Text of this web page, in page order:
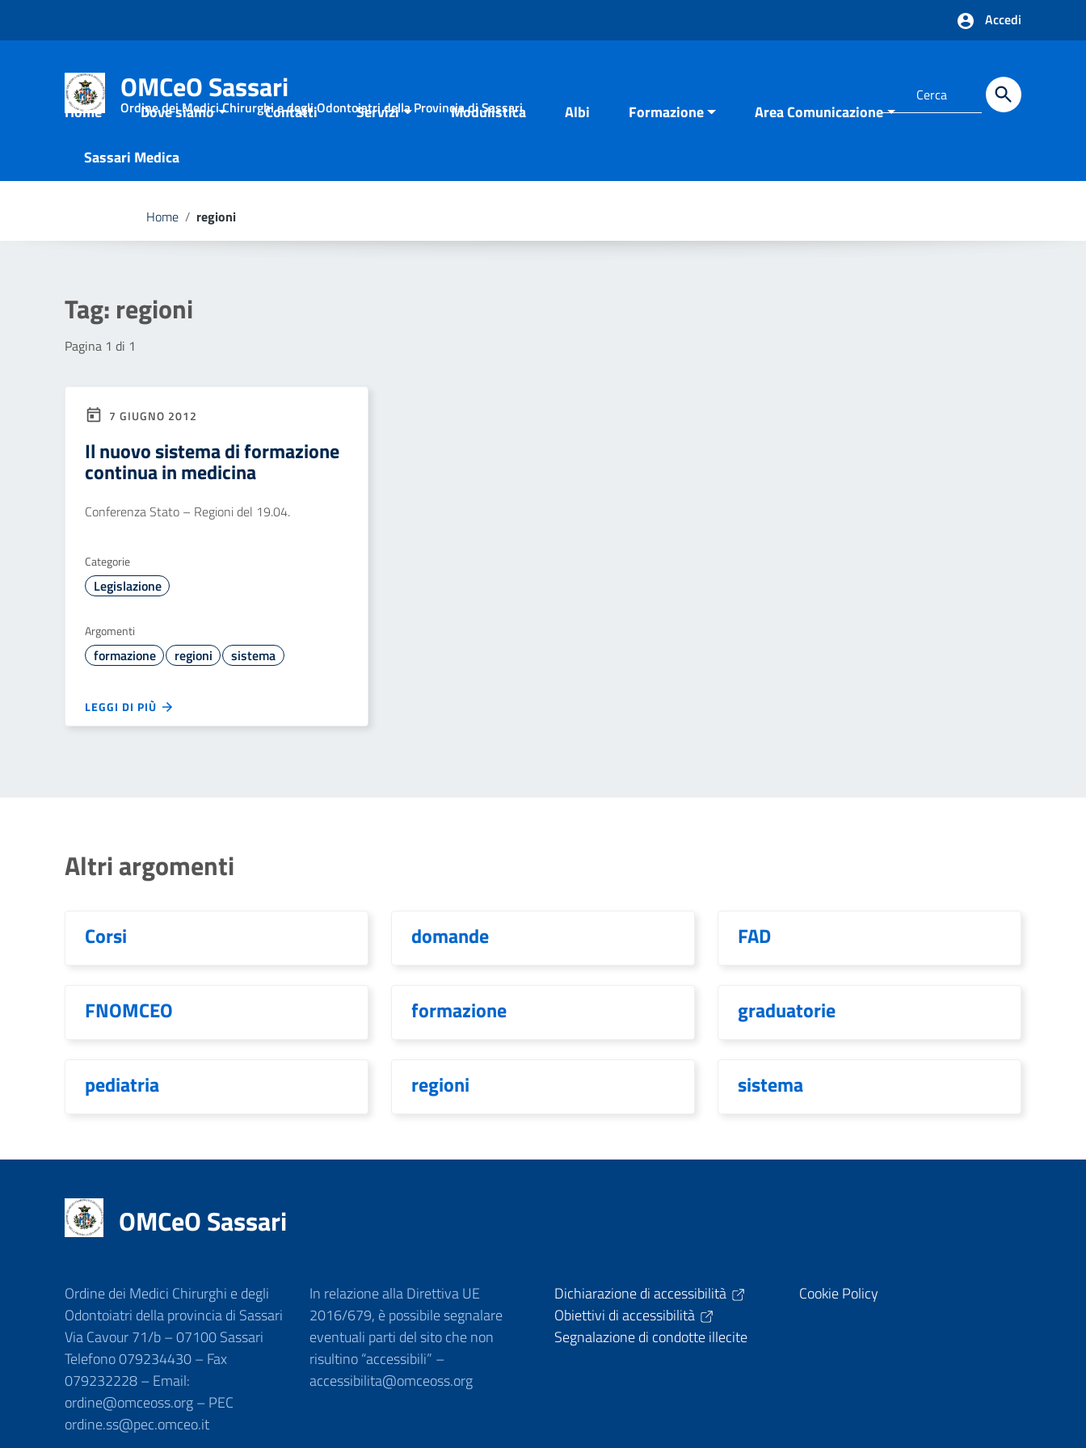
Accedi
OMCeO Sassari
Ordine dei Medici Chirurghi e degli Odontoiatri della Provincia di Sassari
Home Dove siamo Contatti Servizi Modulistica Albi Formazione Area Comunicazione
Sassari Medica
Home / regioni
Tag: regioni
Pagina 1 di 1
7 GIUGNO 2012
Il nuovo sistema di formazione
continua in medicina
Conferenza Stato – Regioni del 19.04.
Categorie
Legislazione
Argomenti
formazione regioni sistema
LEGGI DI PIÙ
Altri argomenti
Corsi domande FAD
FNOMCEO formazione graduatorie
pediatria regioni sistema
OMCeO Sassari
Ordine dei Medici Chirurghi e degli
Odontoiatri della provincia di Sassari
Via Cavour 71/b – 07100 Sassari
Telefono 079234430 – Fax
079232228 – Email:
ordine@omceoss.org – PEC
ordine.ss@pec.omceo.it
In relazione alla Direttiva UE
2016/679, è possibile segnalare
eventuali parti del sito che non
risultino “accessibili” –
accessibilita@omceoss.org
Dichiarazione di accessibilità
Obiettivi di accessibilità
Segnalazione di condotte illecite
Cookie Policy